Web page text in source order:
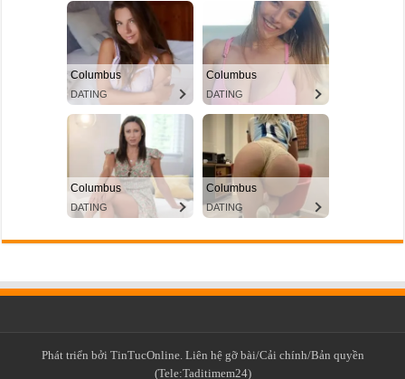
Phát triển bởi TinTucOnline. Liên hệ gỡ bài/Cải chính/Bản quyền
(Tele:Taditimem24)